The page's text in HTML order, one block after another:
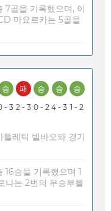
7골을 기록했으며, 이
마요르카는 5골을
승
- 3
패
2 - 3
승
0 - 2
승
4 - 3
승
1 - 2
레틱 빌바오와 경기
승을 기록했으며 1
나는 2번의 무승부를